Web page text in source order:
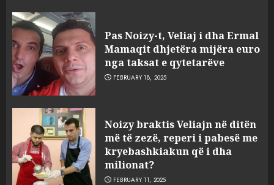
Pas Noizy-t, Veliaj i dha Ermal
Mamaqit dhjetëra mijëra euro
nga taksat e qytetarëve
FEBRUARY 18, 2025
Noizy braktis Veliajn në ditën
më të zezë, reperi i pabesë me
kryebashkiakun që i dha
milionat?
FEBRUARY 11, 2025
3
sulmuan “One Albania”,
ngjarja u fsheh. A u vodhën
serverat?
MARCH 25, 2025